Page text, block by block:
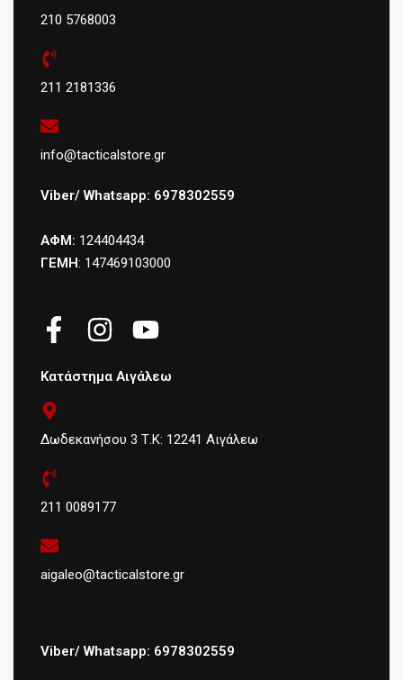
210 5768003
211 2181336
info@tacticalstore.gr
Viber/ Whatsapp: 6978302559
ΑΦΜ: 124404434
ΓΕΜΗ: 147469103000
Κατάστημα Αιγάλεω
Δωδεκανήσου 3 Τ.Κ: 12241 Αιγάλεω
211 0089177
aigaleo@tacticalstore.gr
Viber/ Whatsapp: 6978302559